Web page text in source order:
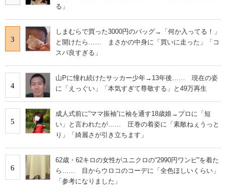
る」
3
しまむらで買った3000円のバッグ→「何か入ってる！」
と開けたら…… まさかの中身に「買いに走った」「コ
スパ良すぎる」
4
山Pに憧れ続けたサッカー少年→13年後…… 現在の姿
に「えっぐい」「本気すぎて尊敬する」と49万再生
5
成人式前に“ママ振袖”に袖を通す18歳娘→プロに「短
い」と言われたが…… 圧巻の着姿に「素敵ねぇうっと
り」「綺麗さが引き立ちます」
6
62歳・62キロの女性がユニクロの“2990円ワンピ”を着た
ら…… 目からウロコのコーデに「全色ほしいくらい」
「参考になりました」